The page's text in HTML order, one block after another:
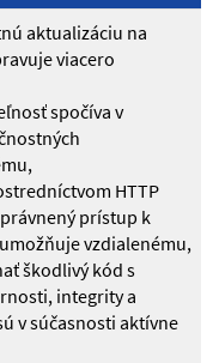
aktualizáciu na
viacero
spočíva v
HTTP
prístup k
vzdialenému,
škodlivý kód s
integrity a
v súčasnosti aktívne